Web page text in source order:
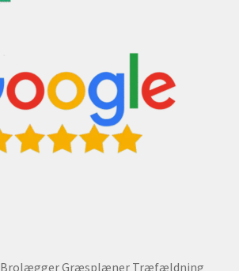
Græsplæner Træfældning